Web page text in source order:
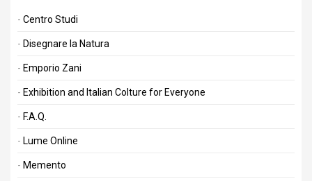
Centro Studi
Disegnare la Natura
Emporio Zani
Exhibition and Italian Colture for Everyone
F.A.Q.
Lume Online
Memento